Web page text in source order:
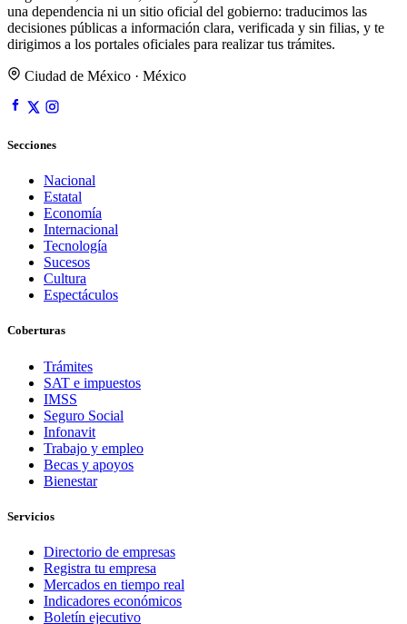
una dependencia ni un sitio oficial del gobierno: traducimos las
decisiones públicas a información clara, verificada y sin filias, y te
dirigimos a los portales oficiales para realizar tus trámites.
Ciudad de México · México
Secciones
Nacional
Estatal
Economía
Internacional
Tecnología
Sucesos
Cultura
Espectáculos
Coberturas
Trámites
SAT e impuestos
IMSS
Seguro Social
Infonavit
Trabajo y empleo
Becas y apoyos
Bienestar
Servicios
Directorio de empresas
Registra tu empresa
Mercados en tiempo real
Indicadores económicos
Boletín ejecutivo